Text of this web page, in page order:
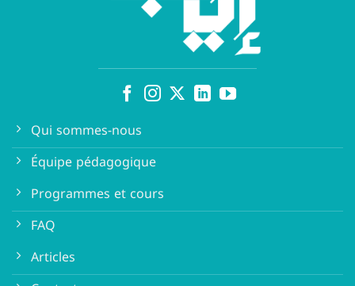
Qui sommes-nous
Équipe pédagogique
Programmes et cours
FAQ
Articles